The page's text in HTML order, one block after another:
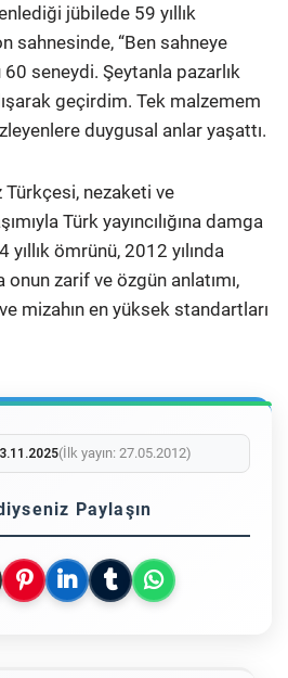
jübilede 59 yıllık
sahnesinde, “Ben sahneye
60 seneydi. Şeytanla pazarlık
geçirdim. Tek malzemem
duygusal anlar yaşattı.
Türkçesi, nezaketi ve
Türk yayıncılığına damga
ömrünü, 2012 yılında
zarif ve özgün anlatımı,
mizahın en yüksek standartları
(İlk yayın: 27.05.2012)
Paylaşın